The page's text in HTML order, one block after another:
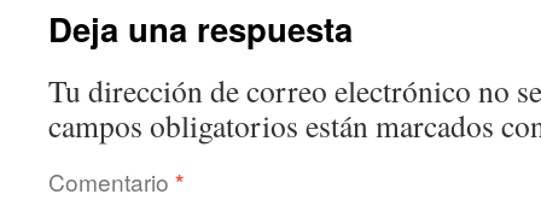
Deja una respuesta
Tu dirección de correo electrónico no
campos obligatorios están marcados
Comentario *